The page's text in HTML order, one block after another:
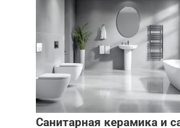
Санитарная керамика и